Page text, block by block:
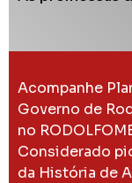
Acompanhe
Governo de
no
Considerado
da História de